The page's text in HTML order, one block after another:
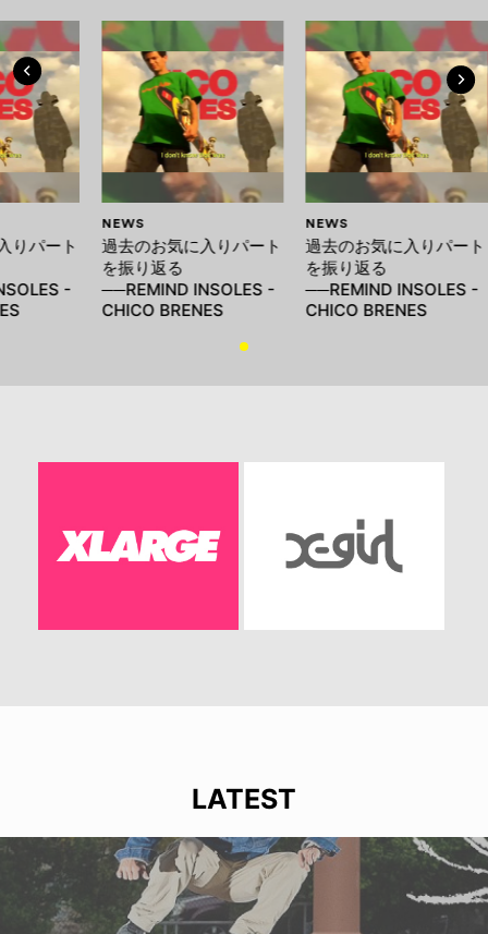
りパート
-
NEWS
過去のお気に入りパート
を振り返る
──REMIND INSOLES -
CHICO BRENES
NEWS
過去のお気に入りパート
を振り返る
──REMIND INSOLES -
CHICO BRENES
LATEST